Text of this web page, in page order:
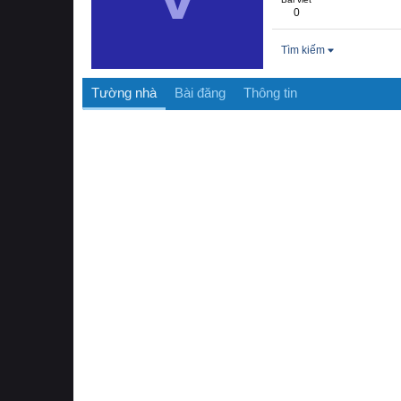
0
Tìm kiếm
Tường nhà Bài đăng Thông tin